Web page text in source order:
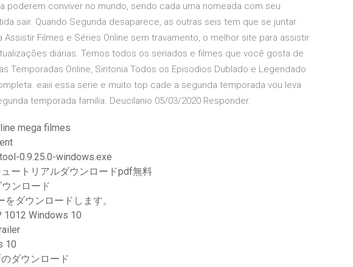
poderem conviver no mundo, sendo cada uma nomeada com seu
sair. Quando Segunda desaparece, as outras seis tem que se juntar
Filmes e Séries Online sem travamento, o melhor site para assistir
diárias. Temos todos os seriados e filmes que você gosta de
Temporadas Online, Sintonia Todos os Episodios Dublado e Legendado
eaiii essa serie e muito top cade a segunda temporada vou leva
temporada familia. Deucilanio 05/03/2020 Responder.
mega filmes
0.9.25.0-windows.exe
ートリアルダウンロードpdf無料
ンロード
ダウンロードします。
1012 Windows 10
10
ダウンロード